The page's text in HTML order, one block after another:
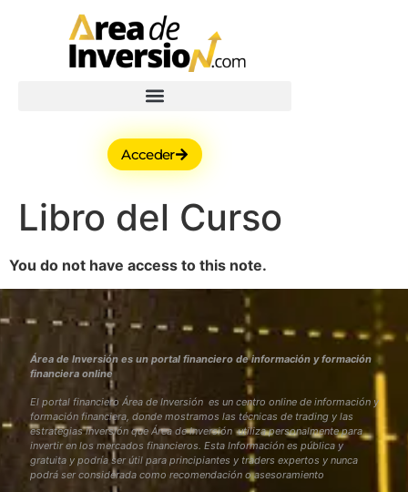
Acceder
Libro del Curso
You do not have access to this note.
Área de Inversión es un portal financiero de información y formación
financiera online
El portal financiero Área de Inversión es un centro online de información y
formación financiera, donde mostramos las técnicas de trading y las
estrategias inversión que Área de Inversión utiliza personalmente para
invertir en los mercados financieros. Esta Información es pública y
gratuita y podría ser útil para principiantes y traders expertos y nunca
podrá ser considerada como recomendación o asesoramiento